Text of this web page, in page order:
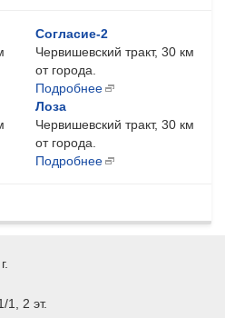
Согласие-2
Червишевский тракт, 30 км
от города.
Подробнее
Лоза
Червишевский тракт, 30 км
от города.
Подробнее
1, 2 эт.